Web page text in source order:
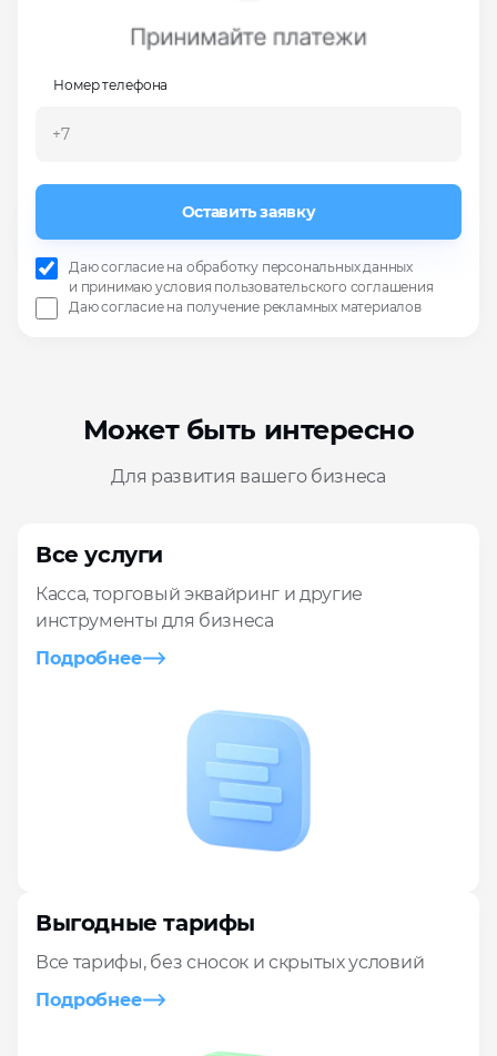
Номер телефона
Оставить заявку
Даю согласие на обработку персональных данных
и принимаю условия пользовательского соглашения
Даю согласие на получение рекламных материалов
Может быть интересно
Для развития вашего бизнеса
Все услуги
Касса, торговый эквайринг и другие
инструменты для бизнеса
Подробнее
Выгодные тарифы
Все тарифы, без сносок и скрытых условий
Подробнее